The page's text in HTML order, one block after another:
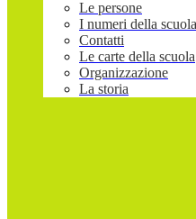
Le persone
I numeri della scuola
Contatti
Le carte della scuola
Organizzazione
La storia